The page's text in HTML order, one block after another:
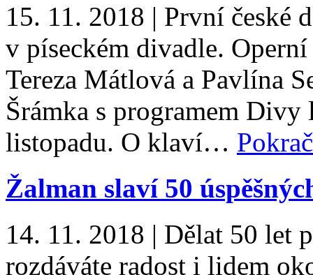
15. 11. 2018 | První české
v píseckém divadle.
Tereza Mátlová a Pavlína
Šrámka s programem
listopadu. O klaví…
Žalman slaví 50
14. 11. 2018 | Dělat 50 let
rozdáváte radost i lidem